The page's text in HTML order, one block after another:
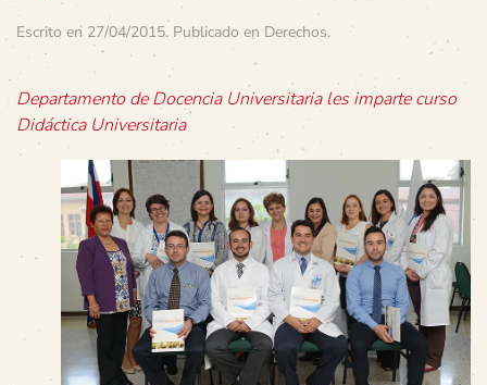
Escrito en 27/04/2015. Publicado en Derechos.
Departamento de Docencia Universitaria les imparte curso
Didáctica Universitaria